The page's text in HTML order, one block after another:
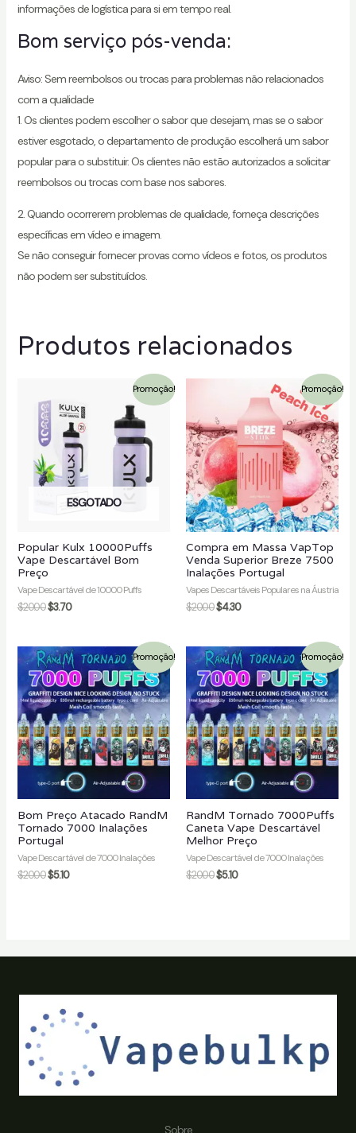
informações de logística para si em tempo real.
Bom serviço pós-venda:
Aviso: Sem reembolsos ou trocas para problemas não relacionados
com a qualidade
1. Os clientes podem escolher o sabor que desejam, mas se o sabor
estiver esgotado, o departamento de produção escolherá um sabor
popular para o substituir. Os clientes não estão autorizados a solicitar
reembolsos ou trocas com base nos sabores.
2. Quando ocorrerem problemas de qualidade, forneça descrições
específicas em vídeo e imagem.
Se não conseguir fornecer provas como vídeos e fotos, os produtos
não podem ser substituídos.
Produtos relacionados
Promoção!
ESGOTADO
Popular Kulx 10000Puffs
Vape Descartável Bom
Preço
Vape Descartável de 10000 Puffs
$20.00$3.70
Promoção!
Compra em Massa VapTop
Venda Superior Breze 7500
Inalações Portugal
Vapes Descartáveis Populares na Áustria
$20.00$4.30
Promoção!
Bom Preço Atacado RandM
Tornado 7000 Inalações
Portugal
Vape Descartável de 7000 Inalações
$20.00$5.10
Promoção!
RandM Tornado 7000Puffs
Caneta Vape Descartável
Melhor Preço
Vape Descartável de 7000 Inalações
$20.00$5.10
Sobre